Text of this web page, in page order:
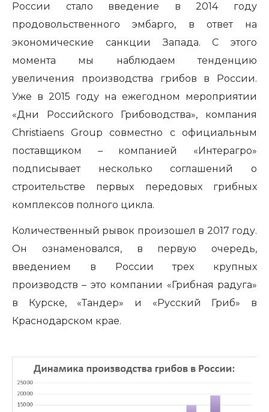
России стало введение в 2014 году
продовольственного эмбарго, в ответ на
экономические санкции Запада. С этого
момента мы наблюдаем тенденцию
увеличения производства грибов в России.
Уже в 2015 году на ежегодном мероприятии
«Дни Российского Грибоводства», компания
Christiaens Group совместно с официальным
поставщиком – компанией «Интерагро»
подписывает несколько соглашений о
строительстве первых передовых грибных
комплексов полного цикла.
Количественный рывок произошел в 2017 году.
Он ознаменовался, в первую очередь,
введением в России трех крупных
производств – это компании «Грибная радуга»
в Курске, «Тандер» и «Русский Гриб» в
Краснодарском крае.